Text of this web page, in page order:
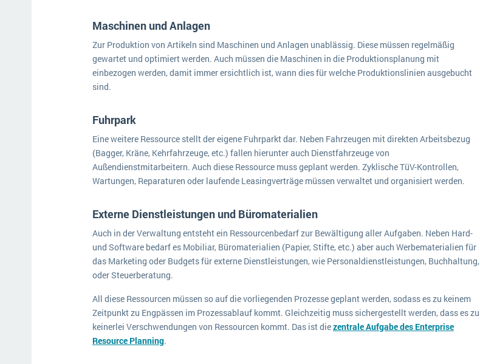
Maschinen und Anlagen
Zur Produktion von Artikeln sind Maschinen und Anlagen unablässig. Diese müssen regelmäßig
gewartet und optimiert werden. Auch müssen die Maschinen in die Produktionsplanung mit
einbezogen werden, damit immer ersichtlich ist, wann dies für welche Produktionslinien ausgebucht
sind.
Fuhrpark
Eine weitere Ressource stellt der eigene Fuhrparkt dar. Neben Fahrzeugen mit direkten Arbeitsbezug
(Bagger, Kräne, Kehrfahrzeuge, etc.) fallen hierunter auch Dienstfahrzeuge von
Außendienstmitarbeitern. Auch diese Ressource muss geplant werden. Zyklische TüV-Kontrollen,
Wartungen, Reparaturen oder laufende Leasingverträge müssen verwaltet und organisiert werden.
Externe Dienstleistungen und Büromaterialien
Auch in der Verwaltung entsteht ein Ressourcenbedarf zur Bewältigung aller Aufgaben. Neben Hard-
und Software bedarf es Mobiliar, Büromaterialien (Papier, Stifte, etc.) aber auch Werbematerialien für
das Marketing oder Budgets für externe Dienstleistungen, wie Personaldienstleistungen, Buchhaltung,
oder Steuerberatung.
All diese Ressourcen müssen so auf die vorliegenden Prozesse geplant werden, sodass es zu keinem
Zeitpunkt zu Engpässen im Prozessablauf kommt. Gleichzeitig muss sichergestellt werden, dass es zu
keinerlei Verschwendungen von Ressourcen kommt. Das ist diezentrale Aufgabe des Enterprise
Resource Planning.